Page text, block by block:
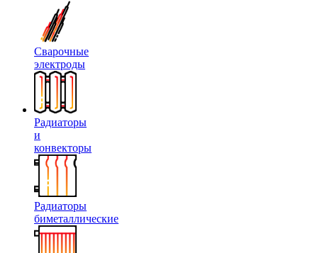
Сварочные
электроды
Радиаторы
и
конвекторы
Радиаторы
биметаллические